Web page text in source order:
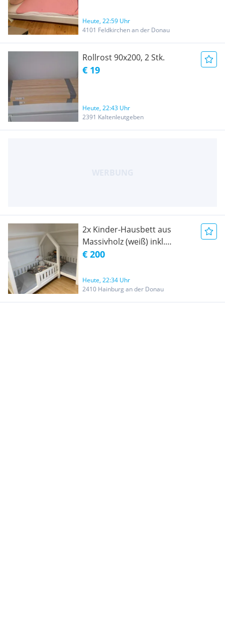
Heute, 22:59 Uhr
4101 Feldkirchen an der Donau
Rollrost 90x200, 2 Stk.
€ 19
Heute, 22:43 Uhr
2391 Kaltenleutgeben
2x Kinder-Hausbett aus
Massivholz (weiß) inkl.
Matratzen & Lattenrost -
€ 200
Heute, 22:34 Uhr
2410 Hainburg an der Donau